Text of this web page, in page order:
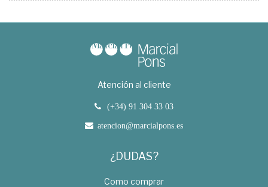
Atención al cliente
(+34) 91 304 33 03
atencion@marcialpons.es
¿DUDAS?
Como comprar